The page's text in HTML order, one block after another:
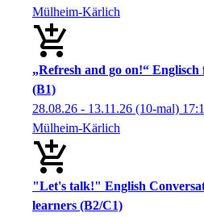
Mülheim-Kärlich
„Refresh and go on!“
(B1)
28.08.26 - 13.11.26 (10-mal)
Mülheim-Kärlich
"Let's talk!" English
learners (B2/C1)